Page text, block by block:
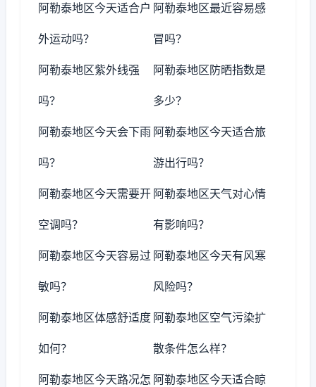
阿勒泰地区今天适合户
外运动吗？
阿勒泰地区最近容易感
冒吗？
阿勒泰地区紫外线强
吗？
阿勒泰地区防晒指数是
多少？
阿勒泰地区今天会下雨
吗？
阿勒泰地区今天适合旅
游出行吗？
阿勒泰地区今天需要开
空调吗？
阿勒泰地区天气对心情
有影响吗？
阿勒泰地区今天容易过
敏吗？
阿勒泰地区今天有风寒
风险吗？
阿勒泰地区体感舒适度
如何？
阿勒泰地区空气污染扩
散条件怎么样？
阿勒泰地区今天路况怎 阿勒泰地区今天适合晾